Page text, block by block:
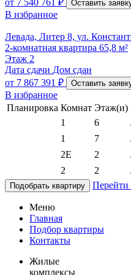
от 7 540 761 ₽ Оставить
В избранное
Левада, Литер 8, ул.
2-комнатная квартира 65,8 м²
Этаж 2
Дата сдачи Дом сдан
от 7 867 391 ₽ Оставить
В избранное
Планировка Комнат Этаж(и)
1
6
1
7
2E
2
2
2
Подобрать квартиру Перейти
Меню
Главная
Подбор квартиры
Контакты
Жилые
комплексы